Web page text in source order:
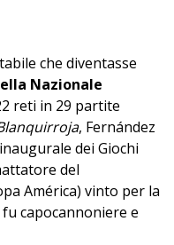
che diventasse
Nazionale
reti in 29 partite
, Fernández
dei Giochi
del
América) vinto per la
capocannoniere e